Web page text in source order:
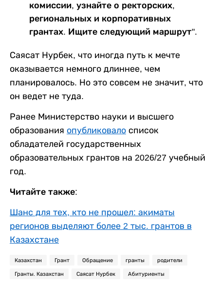
комиссии, узнайте о ректорских,
региональных и корпоративных
грантах. Ищите следующий маршрут".
Саясат Нурбек, что иногда путь к мечте
оказывается немного длиннее, чем
планировалось. Но это совсем не значит, что
он ведет не туда.
Ранее Министерство науки и высшего
образования опубликовало список
обладателей государственных
образовательных грантов на 2026/27 учебный
год.
Читайте также:
Шанс для тех, кто не прошел: акиматы
регионов выделяют более 2 тыс. грантов в
Казахстане
Казахстан Грант Обращение гранты родители
Гранты. Казахстан Саясат Нурбек Абитуриенты